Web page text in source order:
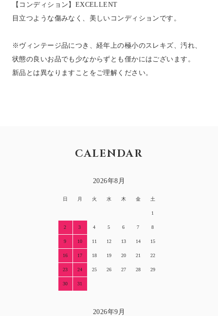
【コンディション】EXCELLENT
目立つような傷みなく、美しいコンディションです。
※ヴィンテージ品につき、経年上の極小のスレキズ、汚れ、
状態の良いお品でも少なからずとも僅かにはございます。
新品とは異なりますことをご理解ください。
CALENDAR
2026年8月
日 月 火 水 木 金 土
1
2 3 4 5 6 7 8
9 10 11 12 13 14 15
16 17 18 19 20 21 22
23 24 25 26 27 28 29
30 31
2026年9月